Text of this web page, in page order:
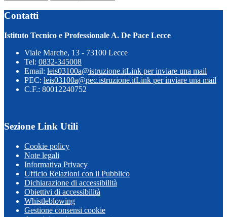
Contatti
Istituto Tecnico e Professionale A. De Pace Lecce
Viale Marche, 13 - 73100 Lecce
Tel: 0832-345008
Email: leis03100a@istruzione.itLink per inviare una mail
PEC: leis03100a@pec.istruzione.itLink per inviare una mail
C.F.: 80012240752
Sezione Link Utili
Cookie policy
Note legali
Informativa Privacy
Ufficio Relazioni con il Pubblico
Dichiarazione di accessibilità
Obiettivi di accessibilità
Whistleblowing
Gestione consensi cookie